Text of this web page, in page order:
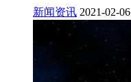
新闻资讯 2021-02-06